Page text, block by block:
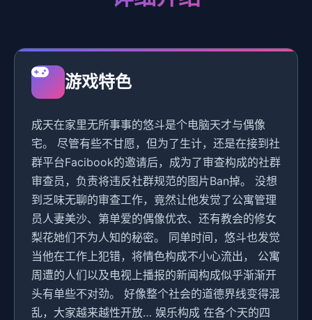
游戏特色
成天在家里无所事事的悠斗是个电脑天才与偶像
宅。 尽管有些不甘愿，但为了生计，还是在接到社
群平台Facibook的邀请后，成为了审查构成的社群
审查员，负责将违反社群规范的图片Ban掉。 没想
到乏味无聊的审查工作，竟然让他发觉了公寓管理
员人妻美沙、第单爱的偶像优衣、还有教会的修女
梨花她们不为人知的秘密。 同单时间，悠斗也发觉
当他在工作上犯错，将情色构成不小心流出， 公寓
周遭的人们以及电视上播报的新闻构成似乎渐渐开
头有单些不对劲。 好像整个社会的道德界线变得混
乱，大家越来越性开放… 娱乐构成 在各个天的四